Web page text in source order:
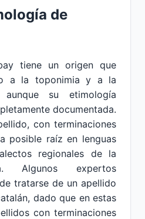
de
tiene un origen que
a la toponimia y a la
aunque su etimología
documentada.
con terminaciones
posible raíz en lenguas
regionales de la
Algunos expertos
tratarse de un apellido
dado que en estas
con terminaciones